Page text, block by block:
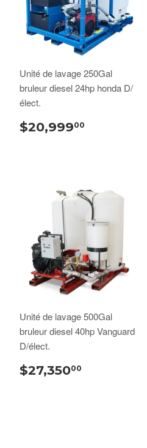
Unité de lavage 250Gal
bruleur diesel 24hp honda D/
élect.
$20,99900
Unité de lavage 500Gal
bruleur diesel 40hp Vanguard
D/élect.
$27,35000